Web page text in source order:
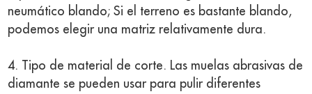
neumático blando; Si el terreno es bastante blando,
podemos elegir una matriz relativamente dura.
4. Tipo de material de corte. Las muelas abrasivas de
diamante se pueden usar para pulir diferentes